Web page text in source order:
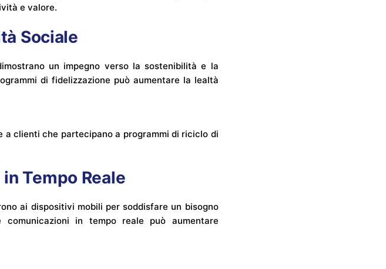
e valore.
Sociale
un impegno verso la sostenibilità e la
di fidelizzazione può aumentare la lealtà
clienti che partecipano a programmi di riciclo di
Tempo Reale
ai dispositivi mobili per soddisfare un bisogno
in tempo reale può aumentare